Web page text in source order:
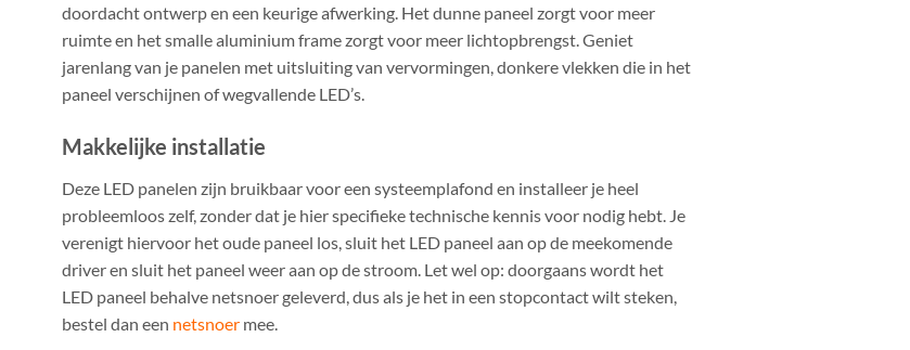
doordacht ontwerp en een keurige afwerking. Het dunne paneel zorgt voor meer
ruimte en het smalle aluminium frame zorgt voor meer lichtopbrengst. Geniet
jarenlang van je panelen met uitsluiting van vervormingen, donkere vlekken die in het
paneel verschijnen of wegvallende LED’s.
Makkelijke installatie
Deze LED panelen zijn bruikbaar voor een systeemplafond en installeer je heel
probleemloos zelf, zonder dat je hier specifieke technische kennis voor nodig hebt. Je
verenigt hiervoor het oude paneel los, sluit het LED paneel aan op de meekomende
driver en sluit het paneel weer aan op de stroom. Let wel op: doorgaans wordt het
LED paneel behalve netsnoer geleverd, dus als je het in een stopcontact wilt steken,
bestel dan een netsnoer mee.